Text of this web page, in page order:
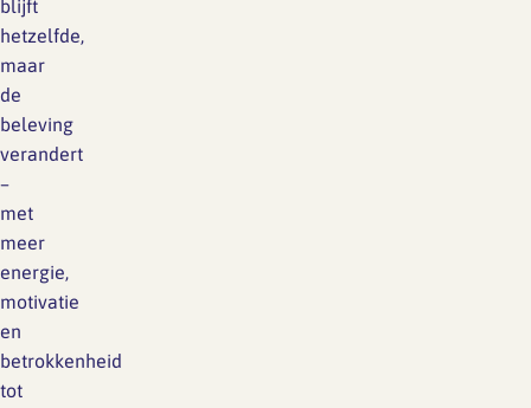
blijft
hetzelfde,
maar
de
beleving
verandert
–
met
meer
energie,
motivatie
en
betrokkenheid
tot